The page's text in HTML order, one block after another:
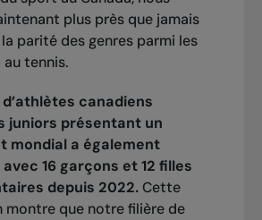
plus près que jamais
parité des genres parmi les
tennis.
canadiens
juniors présentant un
mondial a également
16 garçons et 12 filles
depuis 2022. Cette
montre que notre filière de